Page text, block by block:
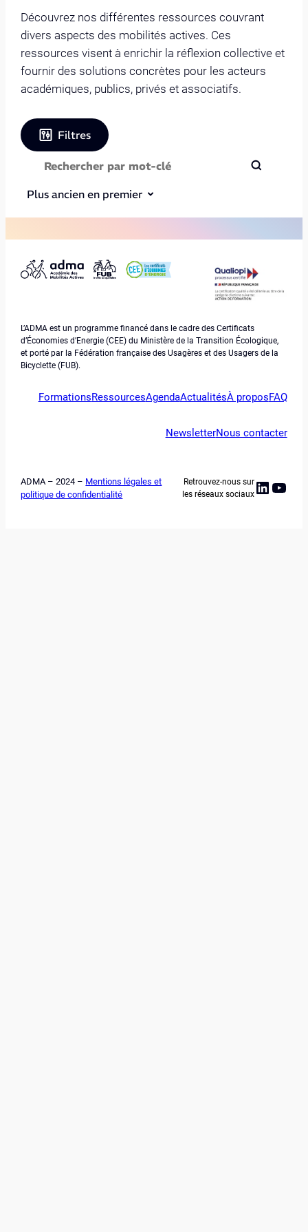
Découvrez nos différentes ressources couvrant
divers aspects des mobilités actives. Ces
ressources visent à enrichir la réflexion collective et
fournir des solutions concrètes pour les acteurs
académiques, publics, privés et associatifs.
Filtres
Plus ancien en premier
L’ADMA est un programme financé dans le cadre des Certificats
d’Économies d’Energie (CEE) du Ministère de la Transition Écologique,
et porté par la Fédération française des Usagères et des Usagers de la
Bicyclette (FUB).
FormationsRessourcesAgendaActualitésÀ proposFAQ
NewsletterNous contacter
ADMA – 2024 – Mentions légales et
politique de confidentialité
Retrouvez-nous sur
les réseaux sociaux